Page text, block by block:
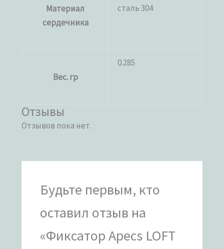
Материал
сердечника
сталь 304
Вес. гр
0.285
Отзывы
Отзывов пока нет.
Будьте первым, кто
оставил отзыв на
«Фиксатор Apecs LOFT